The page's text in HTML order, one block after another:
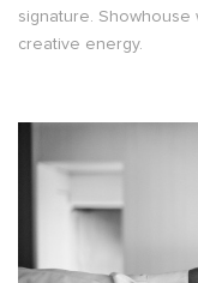
signature.
creative energy.